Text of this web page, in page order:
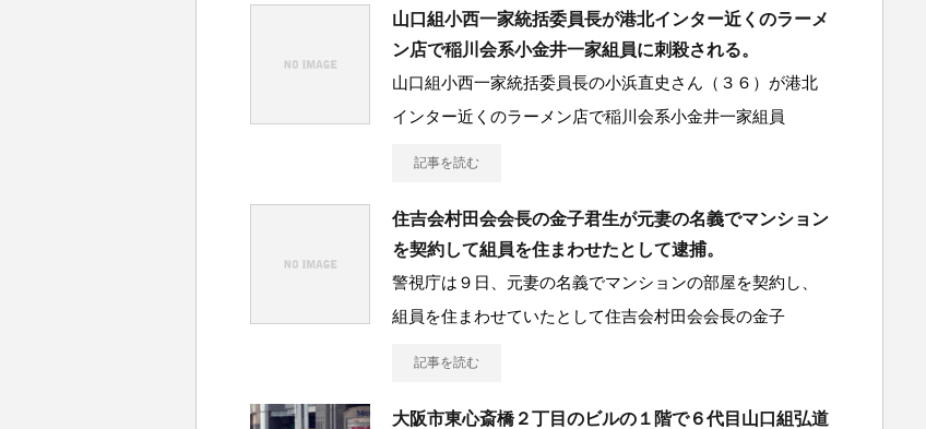
山口組小西一家統括委員長が港北インター近くのラーメ
ン店で稲川会系小金井一家組員に刺殺される。
山口組小西一家統括委員長の小浜直史さん（３６）が港北
インター近くのラーメン店で稲川会系小金井一家組員
記事を読む
住吉会村田会会長の金子君生が元妻の名義でマンション
を契約して組員を住まわせたとして逮捕。
警視庁は９日、元妻の名義でマンションの部屋を契約し、
組員を住まわせていたとして住吉会村田会会長の金子
記事を読む
大阪市東心斎橋２丁目のビルの１階で６代目山口組弘道